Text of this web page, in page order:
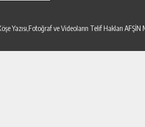
Yazısı,Fotoğraf ve Videoların Telif Hakları